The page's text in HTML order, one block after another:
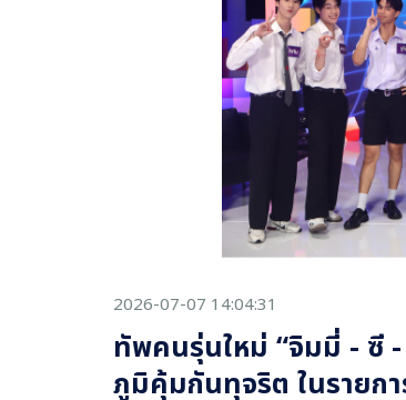
2026-07-07 14:04:31
ทัพคนรุ่นใหม่ “จิมมี่ - ซี
ภูมิคุ้มกันทุจริต ในรายกา